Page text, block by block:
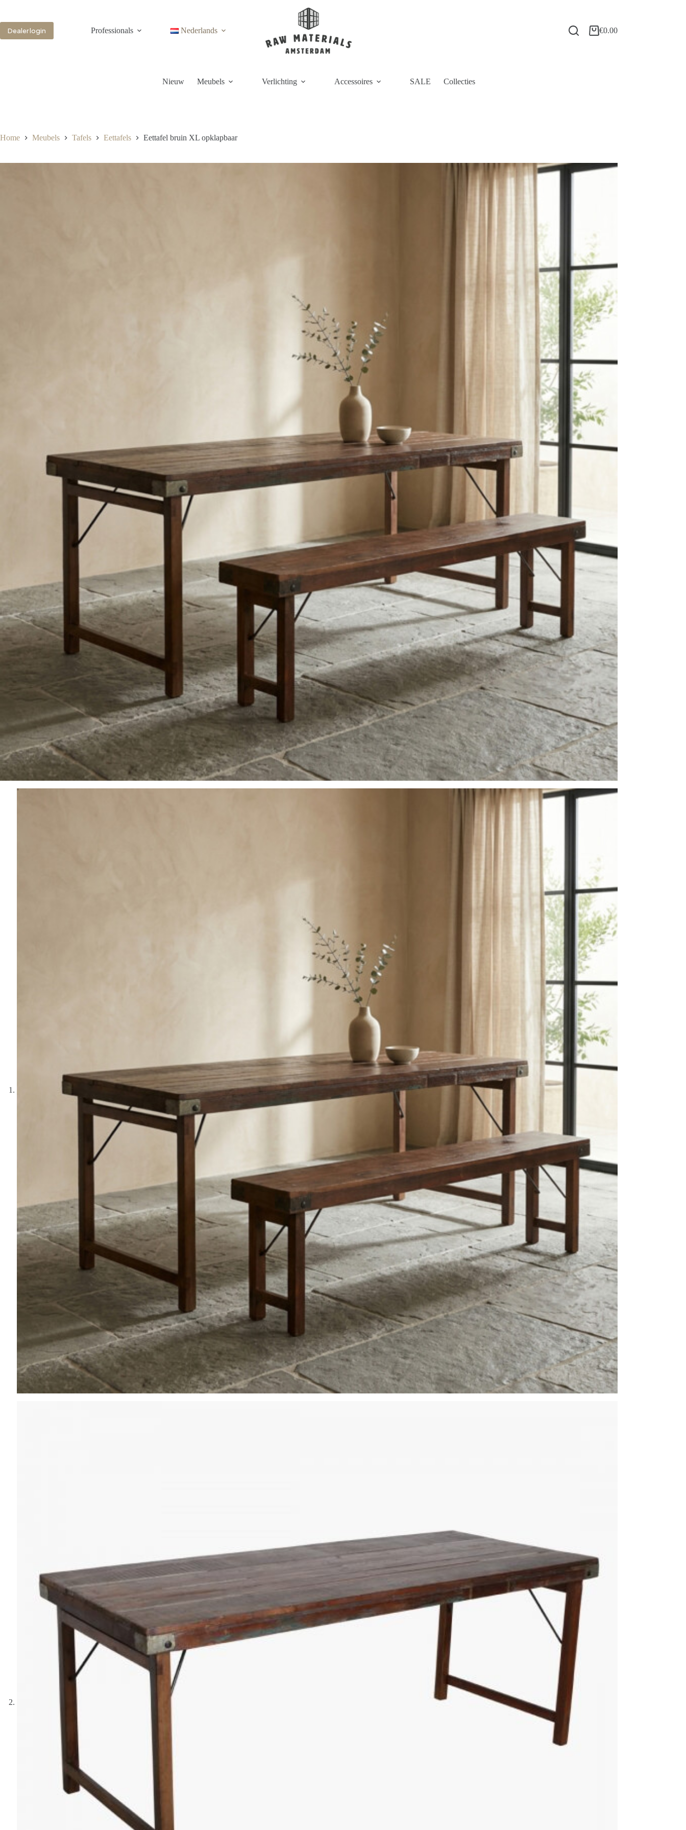
Dealer login Professionals Nederlands €0.00
Nieuw Meubels Verlichting Accessoires SALE Collecties
Home Meubels Tafels Eettafels Eettafel bruin XL opklapbaar